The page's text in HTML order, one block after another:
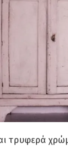
τρυφερά